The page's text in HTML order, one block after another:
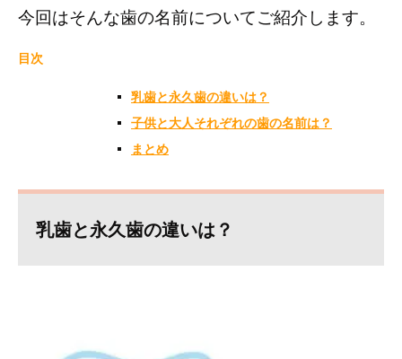
今回はそんな歯の名前についてご紹介します。
目次
乳歯と永久歯の違いは？
子供と大人それぞれの歯の名前は？
まとめ
乳歯と永久歯の違いは？